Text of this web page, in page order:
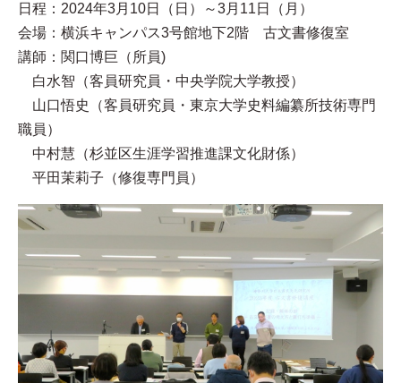
日程：2024年3月10日（日）～3月11日（月）
会場：横浜キャンパス3号館地下2階 古文書修復室
講師：関口博巨（所員)
白水智（客員研究員・中央学院大学教授）
山口悟史（客員研究員・東京大学史料編纂所技術専門
職員）
中村慧（杉並区生涯学習推進課文化財係）
平田茉莉子（修復専門員）